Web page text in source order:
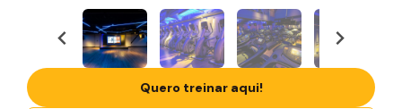
Quero treinar aqui!